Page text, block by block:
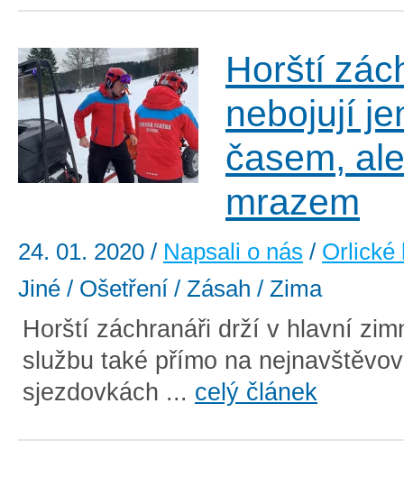
Horští
nebojují
časem,
mrazem
24. 01. 2020 / Napsali o nás / Orlické
Jiné / Ošetření / Zásah / Zima
Horští záchranáři drží v hlavní
službu také přímo na
sjezdovkách ... celý článek